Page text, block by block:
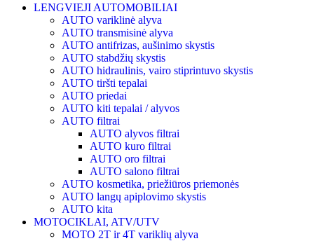
LENGVIEJI AUTOMOBILIAI
AUTO variklinė alyva
AUTO transmisinė alyva
AUTO antifrizas, aušinimo skystis
AUTO stabdžių skystis
AUTO hidraulinis, vairo stiprintuvo skystis
AUTO tiršti tepalai
AUTO priedai
AUTO kiti tepalai / alyvos
AUTO filtrai
AUTO alyvos filtrai
AUTO kuro filtrai
AUTO oro filtrai
AUTO salono filtrai
AUTO kosmetika, priežiūros priemonės
AUTO langų apiplovimo skystis
AUTO kita
MOTOCIKLAI, ATV/UTV
MOTO 2T ir 4T variklių alyva